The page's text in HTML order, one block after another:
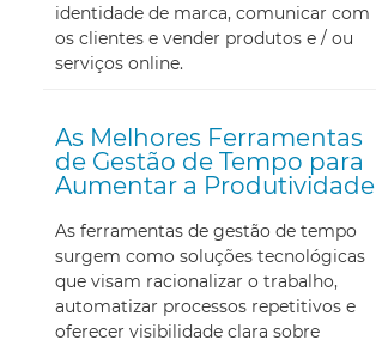
identidade de marca, comunicar com
os clientes e vender produtos e / ou
serviços online.
As Melhores Ferramentas
de Gestão de Tempo para
Aumentar a Produtividade
As ferramentas de gestão de tempo
surgem como soluções tecnológicas
que visam racionalizar o trabalho,
automatizar processos repetitivos e
oferecer visibilidade clara sobre